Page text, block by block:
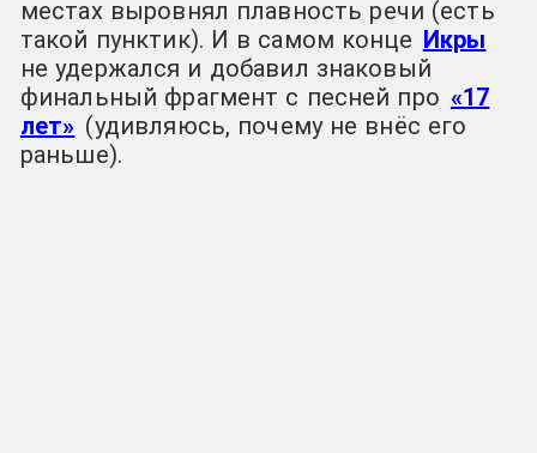
местах выровнял плавность речи (есть
такой пунктик). И в самом конце Икры
не удержался и добавил знаковый
финальный фрагмент с песней про «17
лет» (удивляюсь, почему не внёс его
раньше).